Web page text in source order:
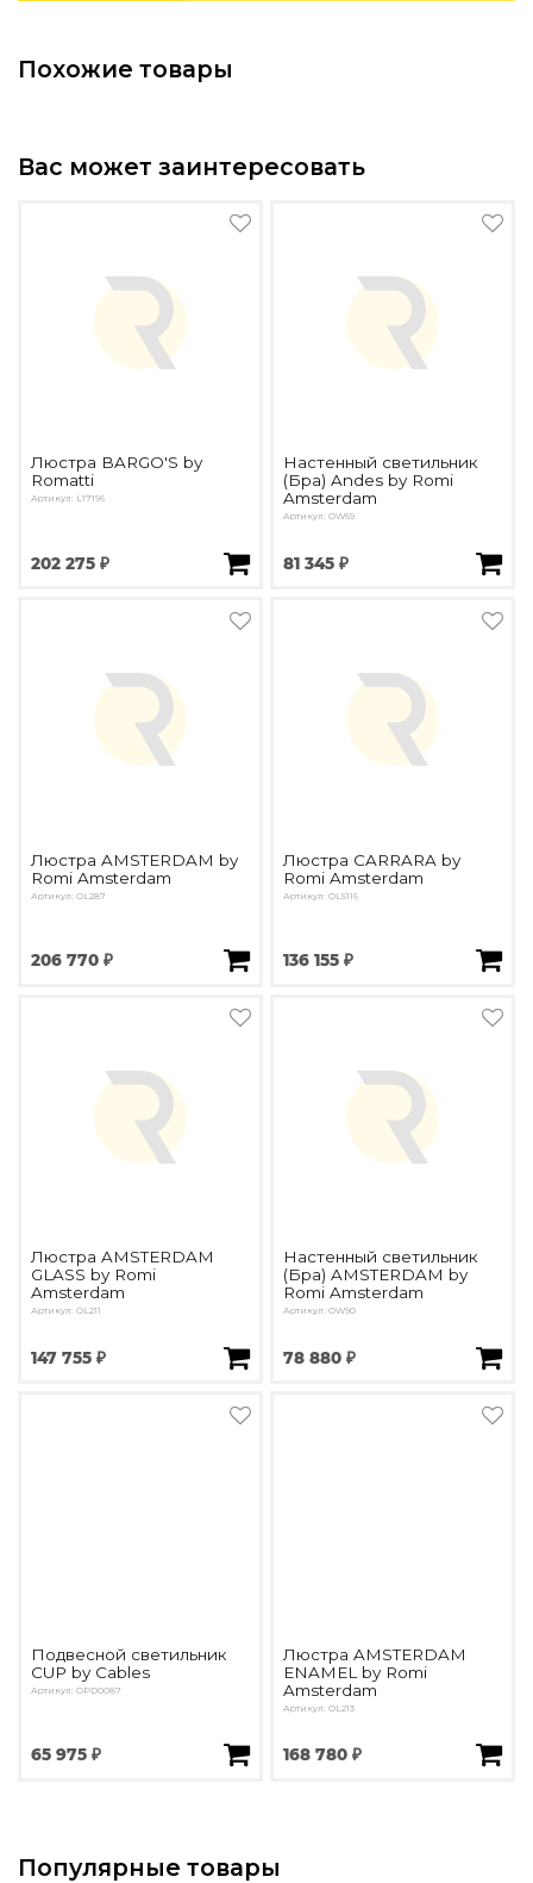
Похожие товары
Вас может заинтересовать
Люстра BARGO'S by
Romatti
Артикул: L17196
202 275 ₽
Настенный светильник
(Бра) Andes by Romi
Amsterdam
Артикул: OW69
81 345 ₽
Люстра AMSTERDAM by
Romi Amsterdam
Артикул: OL287
206 770 ₽
Люстра CARRARA by
Romi Amsterdam
Артикул: OL5116
136 155 ₽
Люстра AMSTERDAM
GLASS by Romi
Amsterdam
Артикул: OL211
147 755 ₽
Настенный светильник
(Бра) AMSTERDAM by
Romi Amsterdam
Артикул: OW90
78 880 ₽
Подвесной светильник
CUP by Cables
Артикул: OPD0087
65 975 ₽
Люстра AMSTERDAM
ENAMEL by Romi
Amsterdam
Артикул: OL213
168 780 ₽
Популярные товары